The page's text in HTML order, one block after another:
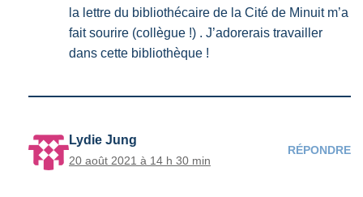
la lettre du bibliothécaire de la Cité de Minuit m’a
fait sourire (collègue !) . J’adorerais travailler
dans cette bibliothèque !
Lydie Jung
20 août 2021 à 14 h 30 min
RÉPONDRE